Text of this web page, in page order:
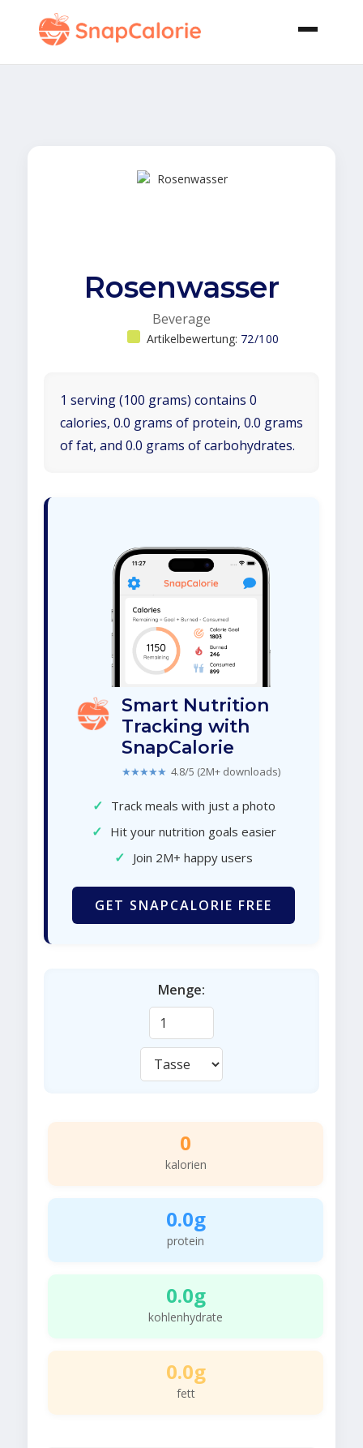
Rosenwasser
Beverage
Artikelbewertung: 72/100
1 serving (100 grams) contains 0
calories, 0.0 grams of protein, 0.0 grams
of fat, and 0.0 grams of carbohydrates.
Smart Nutrition
Tracking with
SnapCalorie
★★★★★ 4.8/5 (2M+ downloads)
✓ Track meals with just a photo
✓ Hit your nutrition goals easier
✓ Join 2M+ happy users
GET SNAPCALORIE FREE
Menge:
0
kalorien
0.0g
protein
0.0g
kohlenhydrate
0.0g
fett